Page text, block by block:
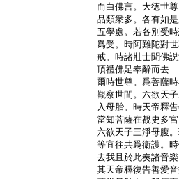
而白佛言。大徳世
品類衆多。各有如
五學處。若各別受
爲受。時阿難陀對
戒。時諸壯士聞佛
頂禮佛足奉辭而去
爾時世尊。爲菩薩
觀察世間。六欲天
入母胎。時天帝釋
當知菩薩在覩史多
六欲天子三淨母腹
等宜往共爲衞護。
去我且於此奏諸音
其天帝釋復告善愛